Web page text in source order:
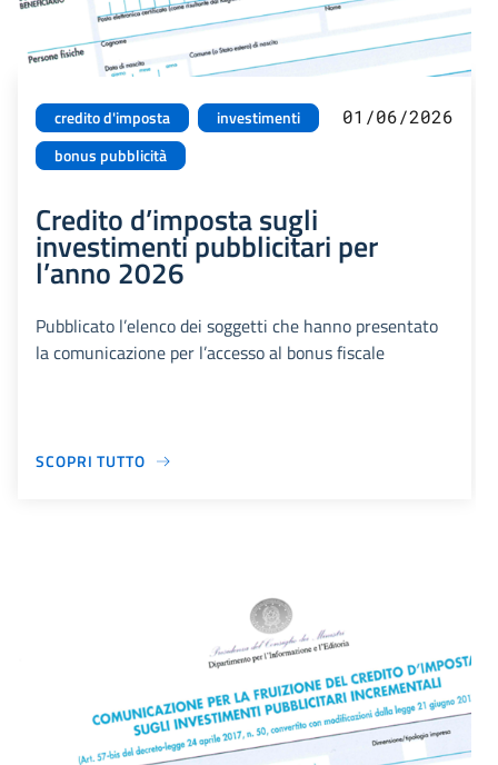
credito d'imposta
investimenti
bonus pubblicità
01/06/2026
Credito d’imposta sugli
investimenti pubblicitari per
l’anno 2026
Pubblicato l’elenco dei soggetti che hanno presentato
la comunicazione per l’accesso al bonus fiscale
SCOPRI TUTTO